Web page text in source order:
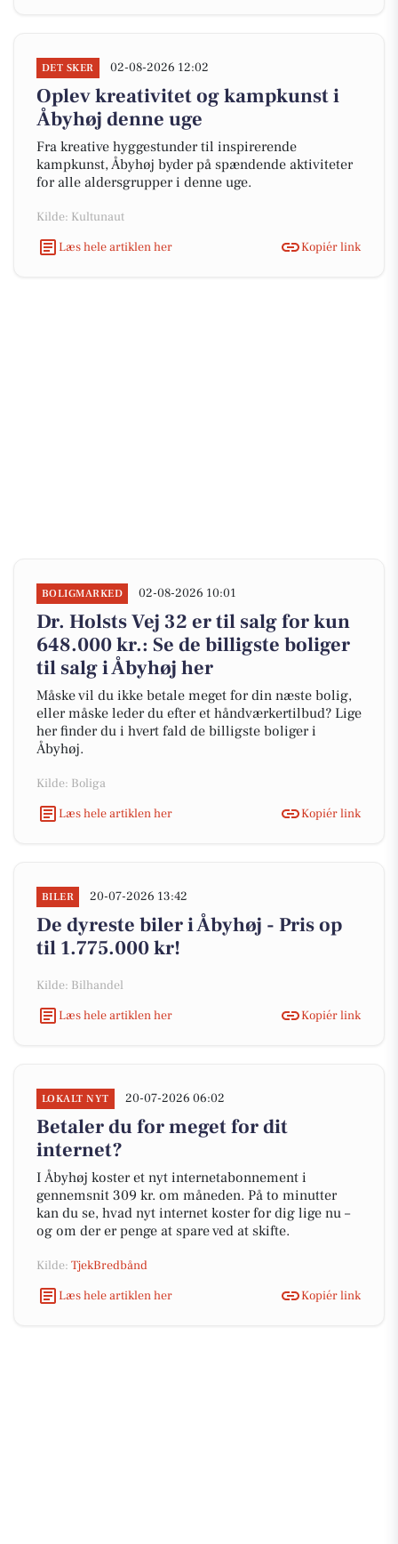
DET SKER 02-08-2026 12:02
Oplev kreativitet og kampkunst i
Åbyhøj denne uge
Fra kreative hyggestunder til inspirerende
kampkunst, Åbyhøj byder på spændende aktiviteter
for alle aldersgrupper i denne uge.
Kilde: Kultunaut
Læs hele artiklen her
Kopiér link
BOLIGMARKED 02-08-2026 10:01
Dr. Holsts Vej 32 er til salg for kun
648.000 kr.: Se de billigste boliger
til salg i Åbyhøj her
Måske vil du ikke betale meget for din næste bolig,
eller måske leder du efter et håndværkertilbud? Lige
her finder du i hvert fald de billigste boliger i
Åbyhøj.
Kilde: Boliga
Læs hele artiklen her
Kopiér link
BILER 20-07-2026 13:42
De dyreste biler i Åbyhøj - Pris op
til 1.775.000 kr!
Kilde: Bilhandel
Læs hele artiklen her
Kopiér link
LOKALT NYT 20-07-2026 06:02
Betaler du for meget for dit
internet?
I Åbyhøj koster et nyt internetabonnement i
gennemsnit 309 kr. om måneden. På to minutter
kan du se, hvad nyt internet koster for dig lige nu –
og om der er penge at spare ved at skifte.
Kilde: TjekBredbånd
Læs hele artiklen her
Kopiér link